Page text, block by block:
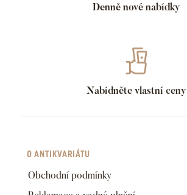
Denně nové nabídky
Nabídněte vlastní ceny
O ANTIKVARIÁTU
Obchodní podmínky